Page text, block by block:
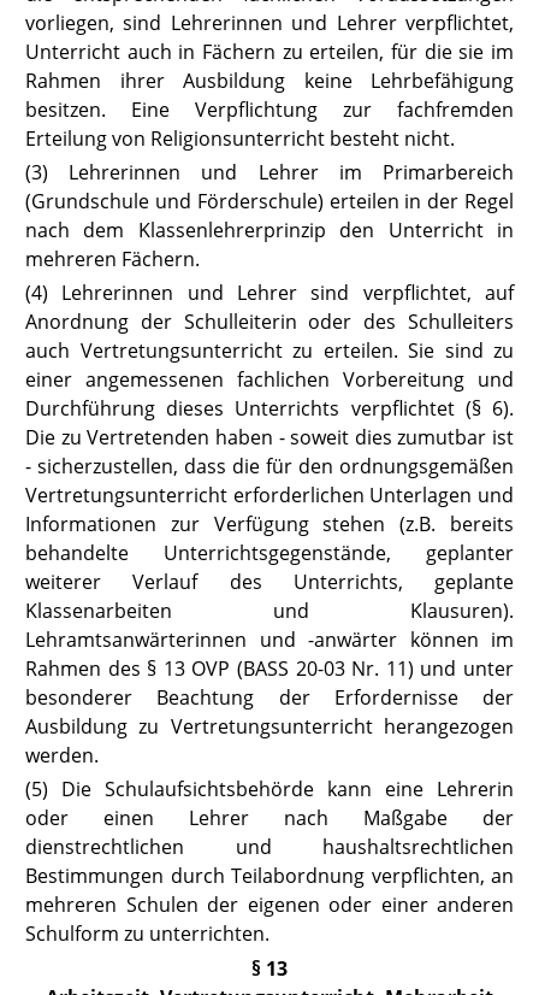
vorliegen, sind Lehrerinnen und Lehrer verpflichtet,
Unterricht auch in Fächern zu erteilen, für die sie im
Rahmen ihrer Ausbildung keine Lehrbefähigung
besitzen. Eine Verpflichtung zur fachfremden
Erteilung von Religionsunterricht besteht nicht.
(3) Lehrerinnen und Lehrer im Primarbereich
(Grundschule und Förderschule) erteilen in der Regel
nach dem Klassenlehrerprinzip den Unterricht in
mehreren Fächern.
(4) Lehrerinnen und Lehrer sind verpflichtet, auf
Anordnung der Schulleiterin oder des Schulleiters
auch Vertretungsunterricht zu erteilen. Sie sind zu
einer angemessenen fachlichen Vorbereitung und
Durchführung dieses Unterrichts verpflichtet (§ 6).
Die zu Vertretenden haben - soweit dies zumutbar ist
- sicherzustellen, dass die für den ordnungsgemäßen
Vertretungsunterricht erforderlichen Unterlagen und
Informationen zur Verfügung stehen (z.B. bereits
behandelte Unterrichtsgegenstände, geplanter
weiterer Verlauf des Unterrichts, geplante
Klassenarbeiten und Klausuren).
Lehramtsanwärterinnen und -anwärter können im
Rahmen des § 13 OVP(BASS 20-03 Nr. 11) und unter
besonderer Beachtung der Erfordernisse der
Ausbildung zu Vertretungsunterricht herangezogen
werden.
(5) Die Schulaufsichtsbehörde kann eine Lehrerin
oder einen Lehrer nach Maßgabe der
dienstrechtlichen und haushaltsrechtlichen
Bestimmungen durch Teilabordnung verpflichten, an
mehreren Schulen der eigenen oder einer anderen
Schulform zu unterrichten.
§ 13